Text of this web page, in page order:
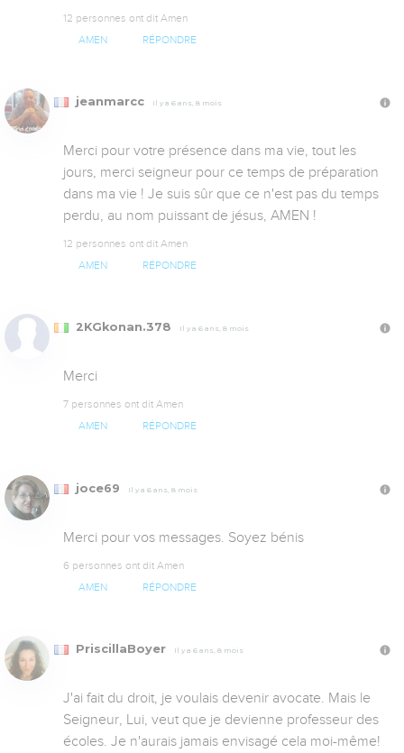
12 personnes ont dit Amen
AMEN RÉPONDRE
jeanmarcc Il y a 6 ans, 8 mois
Merci pour votre présence dans ma vie, tout les
jours, merci seigneur pour ce temps de préparation
dans ma vie ! Je suis sûr que ce n'est pas du temps
perdu, au nom puissant de jésus, AMEN !
12 personnes ont dit Amen
AMEN RÉPONDRE
2KGkonan.378 Il y a 6 ans, 8 mois
Merci
7 personnes ont dit Amen
AMEN RÉPONDRE
joce69 Il y a 6 ans, 8 mois
Merci pour vos messages. Soyez bénis
6 personnes ont dit Amen
AMEN RÉPONDRE
PriscillaBoyer Il y a 6 ans, 8 mois
J'ai fait du droit, je voulais devenir avocate. Mais le
Seigneur, Lui, veut que je devienne professeur des
écoles. Je n'aurais jamais envisagé cela moi-même!